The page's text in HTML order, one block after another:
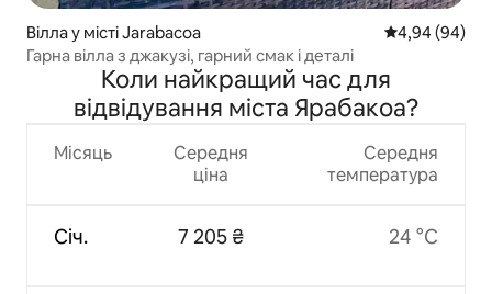
Вілла у місті Jarabacoa Середня
4,94 (94)
Гарна вілла з джакузі, гарний смак і деталі
Коли найкращий час для
відвідування міста Ярабакоа?
Місяць
Січ.
Середня
ціна
7 205 ₴
Середня
температура
24 °C